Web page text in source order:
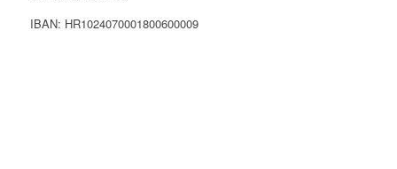
IBAN: HR1024070001800600009